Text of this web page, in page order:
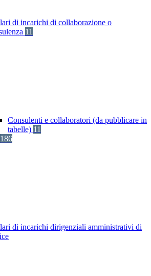
di incarichi di collaborazione o
11
Consulenti e collaboratori (da pubblicare in
tabelle) 11
186
di incarichi dirigenziali amministrativi di